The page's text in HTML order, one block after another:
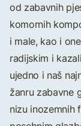
od zabavnih
komornih
i male, kao i
radijskim i
ujedno i naš
žanru zabavne
nizu inozemnih